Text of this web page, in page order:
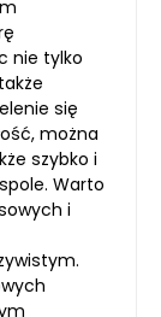
nie tylko
się
można
szybko i
Warto
i